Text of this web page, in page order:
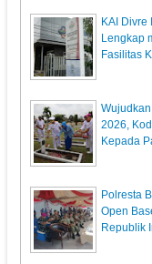
KAI
Lengkap
Fasilitas
2026,
Kepada
Polresta
Open
Republik